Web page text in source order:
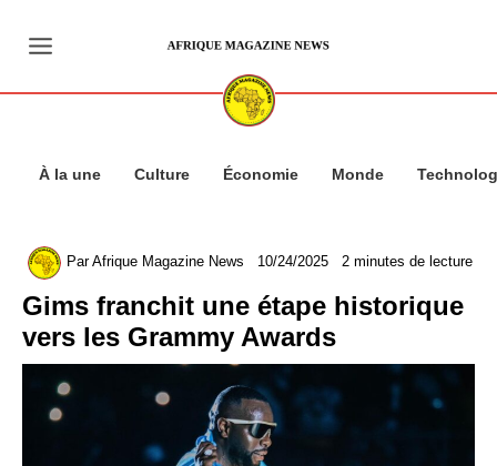
contenu
À la une Culture Économie Monde
ParAfrique Magazine News 10/24/2025 2 minutes de lecture
Gims franchit une étape historique
vers les Grammy Awards